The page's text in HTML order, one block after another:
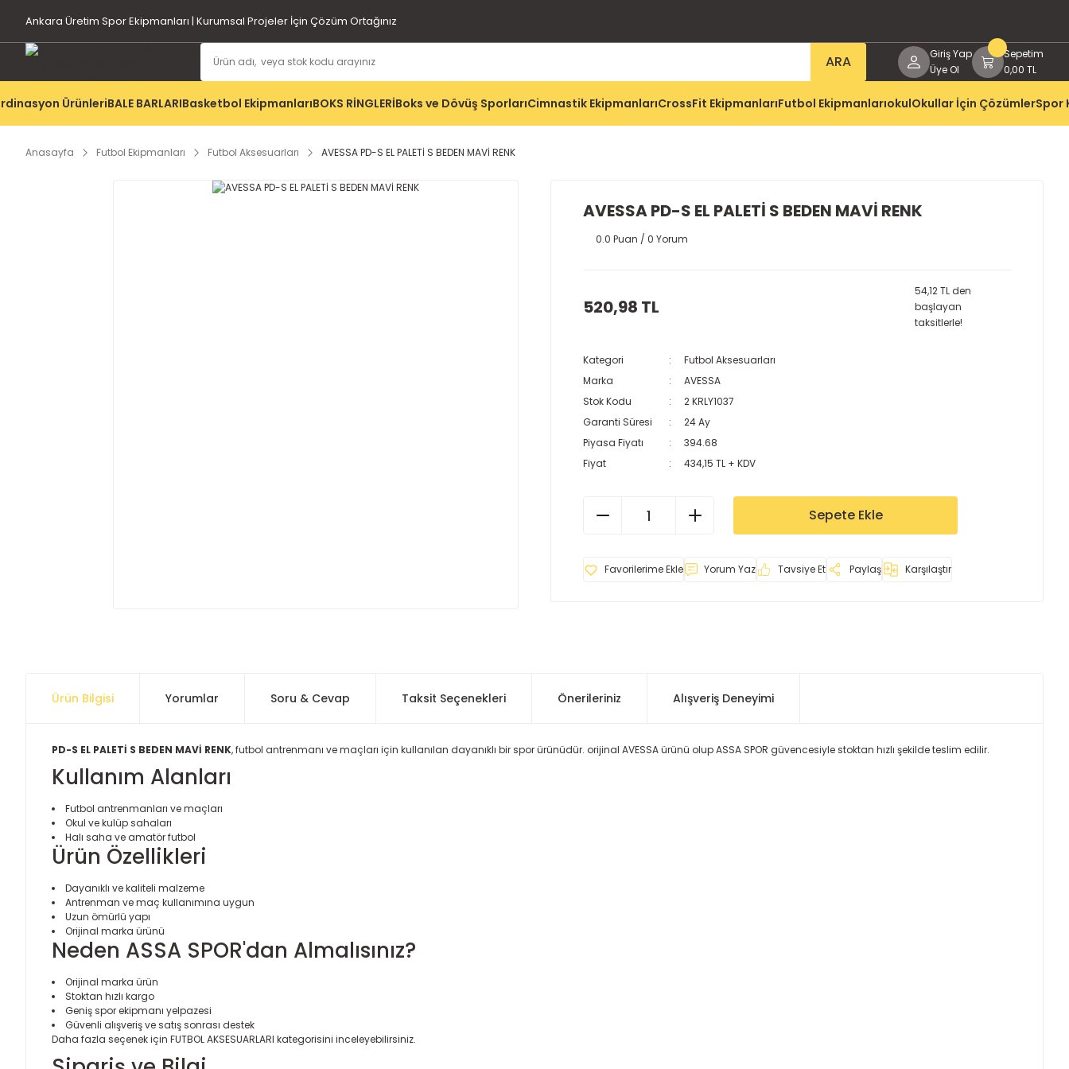
Ankara Üretim Spor Ekipmanları | Kurumsal Projeler İçin Çözüm Ortağınız
ARA
Giriş Yap
Üye Ol
Sepetim
0,00 TL
ÜrünleriBALE BARLARIBasketbol EkipmanlarıBOKS RİNGLERİBoks ve Dövüş SporlarıCimnastik EkipmanlarıCrossFit EkipmanlarıFutbol EkipmanlarıokulOkullar İçin ÇözümlerSpor
Anasayfa Futbol Ekipmanları Futbol Aksesuarları AVESSA PD-S EL PALETİ S BEDEN MAVİ RENK
AVESSA PD-S EL PALETİ S BEDEN MAVİ RENK
0.0 Puan / 0 Yorum
520,98 TL
54,12 TL den
başlayan
taksitlerle!
Kategori
Futbol Aksesuarları
Marka
AVESSA
Stok Kodu
2 KRLY1037
Garanti Süresi
24 Ay
Piyasa Fiyatı
394.68
Fiyat
434,15 TL + KDV
Sepete Ekle
Yorum Yaz Tavsiye Et Paylaş Karşılaştır
Ürün Bilgisi Yorumlar Soru & Cevap Taksit Seçenekleri Önerileriniz Alışveriş Deneyimi
PD-S EL PALETİ S BEDEN MAVİ RENK, futbol antrenmanı ve maçları için kullanılan dayanıklı bir spor ürünüdür. orijinal AVESSA ürünü olup ASSA SPOR güvencesiyle stoktan hızlı şekilde teslim edilir.
Kullanım Alanları
Futbol antrenmanları ve maçları
Okul ve kulüp sahaları
Halı saha ve amatör futbol
Ürün Özellikleri
Dayanıklı ve kaliteli malzeme
Antrenman ve maç kullanımına uygun
Uzun ömürlü yapı
Orijinal marka ürünü
Neden ASSA SPOR'dan Almalısınız?
Orijinal marka ürün
Stoktan hızlı kargo
Geniş spor ekipmanı yelpazesi
Güvenli alışveriş ve satış sonrası destek
Daha fazla seçenek için FUTBOL AKSESUARLARI kategorisini inceleyebilirsiniz.